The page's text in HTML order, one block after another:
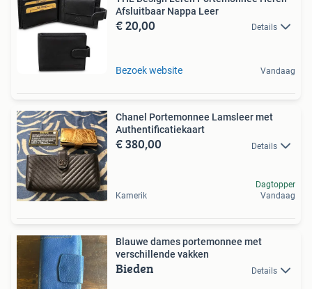
Afsluitbaar Nappa Leer
€ 20,00 Details
Bezoek website Vandaag
Chanel Portemonnee Lamsleer met
Authentificatiekaart
€ 380,00 Details
Kamerik
Dagtopper
Vandaag
Blauwe dames portemonnee met
verschillende vakken
Bieden Details